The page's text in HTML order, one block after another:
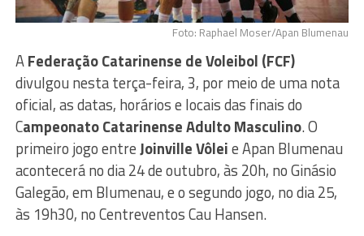
Foto: Raphael Moser/Apan Blumenau
AFederação Catarinense de Voleibol (FCF)
divulgou nesta terça-feira, 3, por meio de uma nota
oficial, as datas, horários e locais das finais do
Campeonato Catarinense Adulto Masculino. O
primeiro jogo entreJoinville Vôleie Apan Blumenau
acontecerá no dia 24 de outubro, às 20h, no Ginásio
Galegão, em Blumenau, e o segundo jogo, no dia 25,
às 19h30, no Centreventos Cau Hansen.